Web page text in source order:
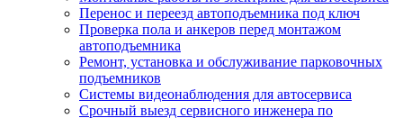
Перенос и переезд автоподъемника под ключ
Проверка пола и анкеров перед монтажом
автоподъемника
Ремонт, установка и обслуживание парковочных
подъемников
Системы видеонаблюдения для автосервиса
Срочный выезд сервисного инженера по